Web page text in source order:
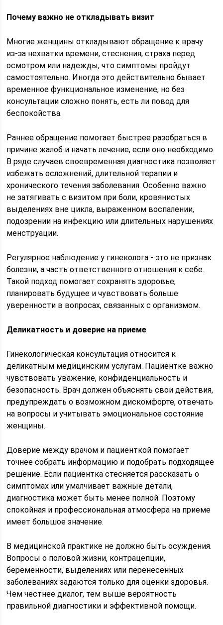
Почему важно не откладывать визит
Многие женщины откладывают обращение к врачу
из-за нехватки времени, стеснения, страха перед
осмотром или надежды, что симптомы пройдут
самостоятельно. Иногда это действительно бывает
временное функциональное изменение, но без
консультации сложно понять, есть ли повод для
беспокойства.
Раннее обращение помогает быстрее разобраться в
причине жалоб и начать лечение, если оно необходимо.
В ряде случаев своевременная диагностика позволяет
избежать осложнений, длительной терапии и
хронического течения заболевания. Особенно важно
не затягивать с визитом при боли, кровянистых
выделениях вне цикла, выраженном воспалении,
подозрении на инфекцию или длительных нарушениях
менструации.
Регулярное наблюдение у гинеколога - это не признак
болезни, а часть ответственного отношения к себе.
Такой подход помогает сохранять здоровье,
планировать будущее и чувствовать больше
уверенности в вопросах, связанных с организмом.
Деликатность и доверие на приеме
Гинекологическая консультация относится к
деликатным медицинским услугам. Пациентке важно
чувствовать уважение, конфиденциальность и
безопасность. Врач должен объяснять свои действия,
предупреждать о возможном дискомфорте, отвечать
на вопросы и учитывать эмоциональное состояние
женщины.
Доверие между врачом и пациенткой помогает
точнее собрать информацию и подобрать подходящее
решение. Если пациентка стесняется рассказать о
симптомах или умалчивает важные детали,
диагностика может быть менее полной. Поэтому
спокойная и профессиональная атмосфера на приеме
имеет большое значение.
В медицинской практике не должно быть осуждения.
Вопросы о половой жизни, контрацепции,
беременности, выделениях или перенесенных
заболеваниях задаются только для оценки здоровья.
Чем честнее диалог, тем выше вероятность
правильной диагностики и эффективной помощи.